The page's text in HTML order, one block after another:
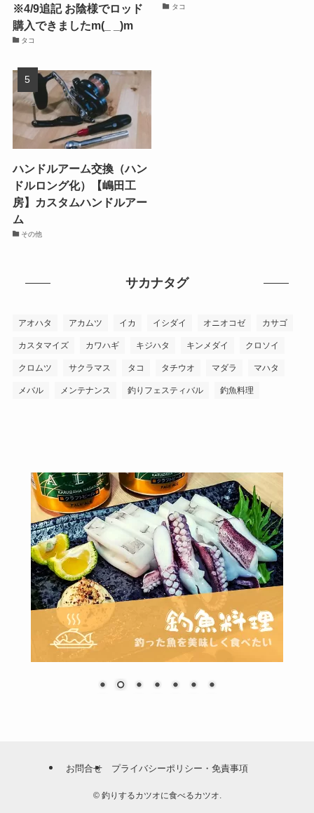
※4/9追記 お陰様でロッド
購入できましたm(_ _)m
タコ
タコ
ハンドルアーム交換（ハン
ドルロング化）【嶋田工
房】カスタムハンドルアー
ム
その他
サカナタグ
アオハタ アカムツ イカ イシダイ オニオコゼ カサゴ
カスタマイズ カワハギ キジハタ キンメダイ クロソイ
クロムツ サクラマス タコ タチウオ マダラ マハタ
メバル メンテナンス 釣りフェスティバル 釣魚料理
お問合せ プライバシーポリシー・免責事項
©釣りするカツオに食べるカツオ.